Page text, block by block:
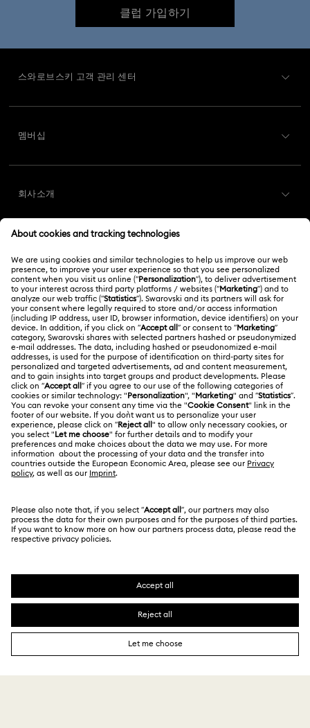
클럽 가입하기
스와로브스키 고객 관리 센터
온라인 수선 문의
문의
사이즈 참조
매장 검색
예약하기
멤버십
Swarovski Crystal Society (SCS)
회사소개
Swarovski 소개
채용 정보
Alumni Community
프로페셔널
사이트 맵
Swarovski Created Diamonds
Kristallwelten
Code of Conduct & Policies
저작권
이용약관
개인정보 보호
쿠키 동의
회사 정보
REACH 정보
대한민국
한국어
English
㈜ 스와로브스키코리아 | CEO 신은정 서울시 강남구 도
남-01540 | 호스팅 서비스 제공자: Swarovski Crystal
Online AG, Daniel Swarovski Corporation AG and D.
Swarovski & Co 및 Swarovski AG | 대표번호 1661-
9060 | 고객센터 1522-9065 | 온라인 구매고객상담
kr.shophelp@swarovski.com | 고객님이 현금 결제한 금
SWAROVSKI 및 SWAN 로고는 Swarovski AG의 등록상
표입니다.